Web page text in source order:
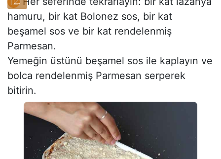
hamuru, bir kat Bolonez sos, bir kat
beşamel sos ve bir kat rendelenmiş
Parmesan.
Yemeğin üstünü beşamel sos ile kaplayın ve
bolca rendelenmiş Parmesan serperek
bitirin.